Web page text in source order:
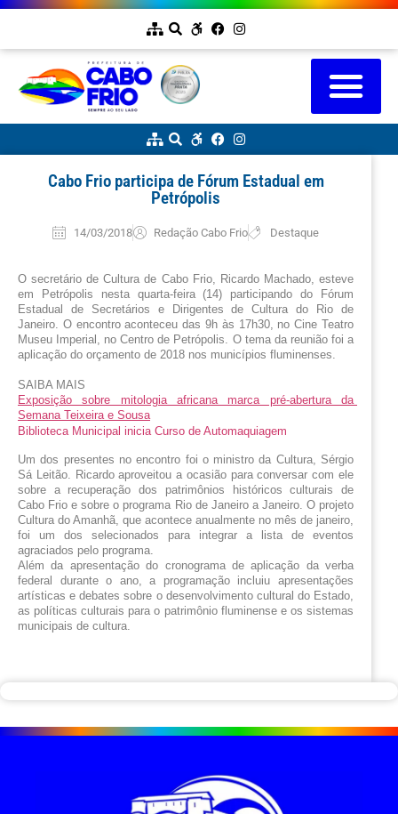
Cabo Frio participa de Fórum Estadual em
Petrópolis
14/03/2018 Redação Cabo Frio Destaque
O secretário de Cultura de Cabo Frio, Ricardo Machado, esteve
em Petrópolis nesta quarta-feira (14) participando do Fórum
Estadual de Secretários e Dirigentes de Cultura do Rio de
Janeiro. O encontro aconteceu das 9h às 17h30, no Cine Teatro
Museu Imperial, no Centro de Petrópolis. O tema da reunião foi a
aplicação do orçamento de 2018 nos municípios fluminenses.
SAIBA MAIS
Exposição sobre mitologia africana marca pré-abertura da
Semana Teixeira e Sousa
Biblioteca Municipal inicia Curso de Automaquiagem
Um dos presentes no encontro foi o ministro da Cultura, Sérgio
Sá Leitão. Ricardo aproveitou a ocasião para conversar com ele
sobre a recuperação dos patrimônios históricos culturais de
Cabo Frio e sobre o programa Rio de Janeiro a Janeiro. O projeto
Cultura do Amanhã, que acontece anualmente no mês de janeiro,
foi um dos selecionados para integrar a lista de eventos
agraciados pelo programa.
Além da apresentação do cronograma de aplicação da verba
federal durante o ano, a programação incluiu apresentações
artísticas e debates sobre o desenvolvimento cultural do Estado,
as políticas culturais para o patrimônio fluminense e os sistemas
municipais de cultura.